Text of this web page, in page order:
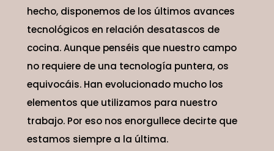
hecho, disponemos de los últimos avances
tecnológicos en relación desatascos de
cocina. Aunque penséis que nuestro campo
no requiere de una tecnología puntera, os
equivocáis. Han evolucionado mucho los
elementos que utilizamos para nuestro
trabajo. Por eso nos enorgullece decirte que
estamos siempre a la última.